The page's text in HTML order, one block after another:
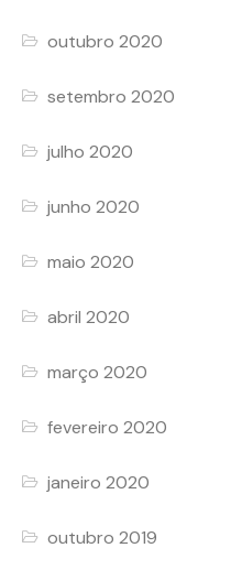
outubro 2020
setembro 2020
julho 2020
junho 2020
maio 2020
abril 2020
março 2020
fevereiro 2020
janeiro 2020
outubro 2019